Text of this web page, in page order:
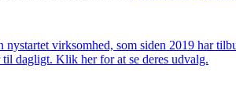
nystartet virksomhed, som siden 2019 har
dagligt. Klik her for at se deres udvalg.